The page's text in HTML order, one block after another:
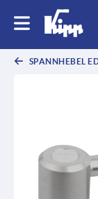
SPANNHEBEL